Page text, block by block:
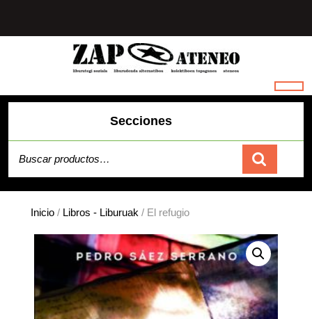
contenido
Secciones
Carrito
Inicio / Libros - Liburuak / El refugio